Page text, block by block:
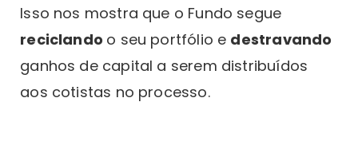
Isso nos mostra que o Fundo segue
reciclando o seu portfólio e destravando
ganhos de capital a serem distribuídos
aos cotistas no processo.